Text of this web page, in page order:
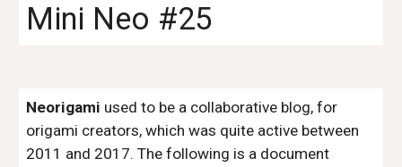
Mini Neo #25
Neorigami used to be a collaborative blog, for
origami creators, which was quite active between
2011 and 2017. The following is a document